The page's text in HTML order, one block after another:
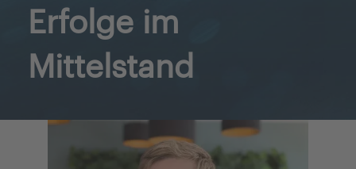
Erfolge im
Mittelstand